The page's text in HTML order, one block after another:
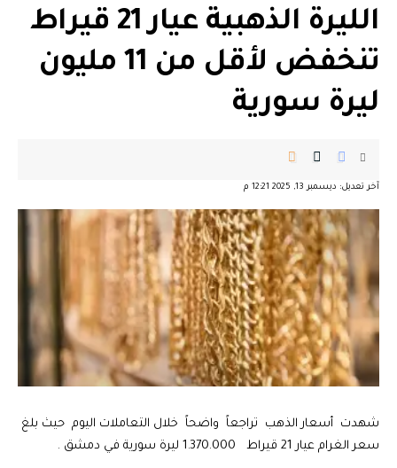
الليرة الذهبية عيار 21 قيراط
تنخفض لأقل من 11 مليون
ليرة سورية
آخر تعديل: ديسمبر 13, 2025 12:21 م
شهدت أسعار الذهب تراجعاً واضحاً خلال التعاملات اليوم حيث بلغ
سعر الغرام عيار 21 قيراط 1.370.000 ليرة سورية في دمشق .